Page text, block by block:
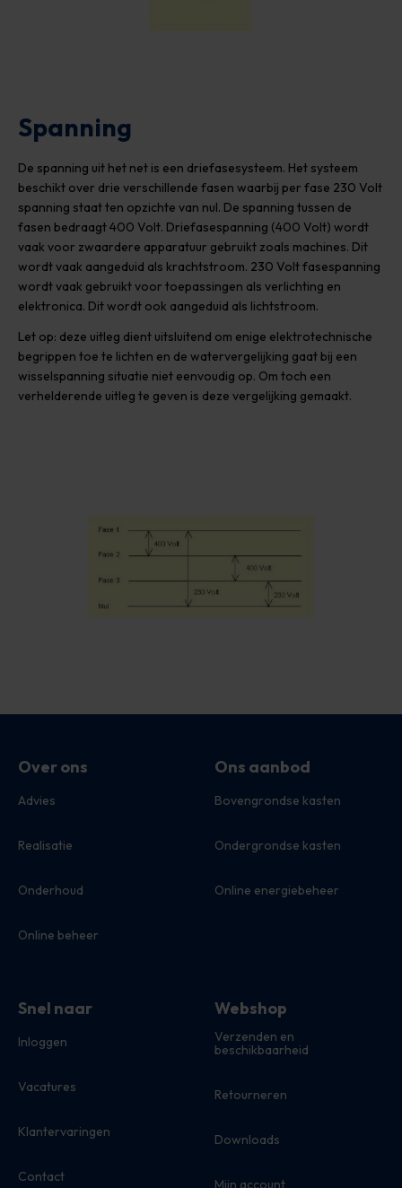
Spanning
De spanning uit het net is een driefasesysteem. Het systeem
beschikt over drie verschillende fasen waarbij per fase 230 Volt
spanning staat ten opzichte van nul. De spanning tussen de
fasen bedraagt 400 Volt. Driefasespanning (400 Volt) wordt
vaak voor zwaardere apparatuur gebruikt zoals machines. Dit
wordt vaak aangeduid als krachtstroom. 230 Volt fasespanning
wordt vaak gebruikt voor toepassingen als verlichting en
elektronica. Dit wordt ook aangeduid als lichtstroom.
Let op: deze uitleg dient uitsluitend om enige elektrotechnische
begrippen toe te lichten en de watervergelijking gaat bij een
wisselspanning situatie niet eenvoudig op. Om toch een
verhelderende uitleg te geven is deze vergelijking gemaakt.
Over ons
Advies
Realisatie
Onderhoud
Online beheer
Ons aanbod
Bovengrondse kasten
Ondergrondse kasten
Online energiebeheer
Snel naar
Inloggen
Vacatures
Klantervaringen
Contact
Webshop
Verzenden en
beschikbaarheid
Retourneren
Downloads
Mijn account